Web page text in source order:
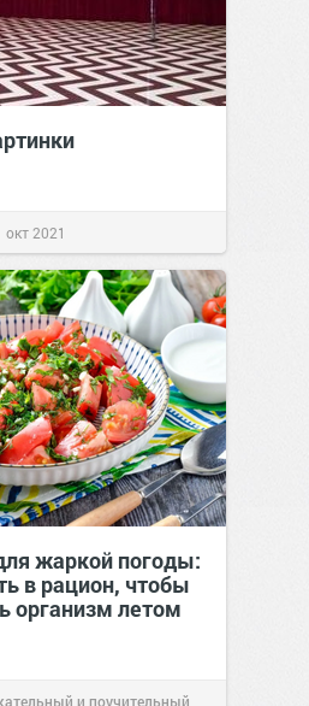
окт 2021
жаркой погоды:
в рацион, чтобы
организм летом
и поучительный